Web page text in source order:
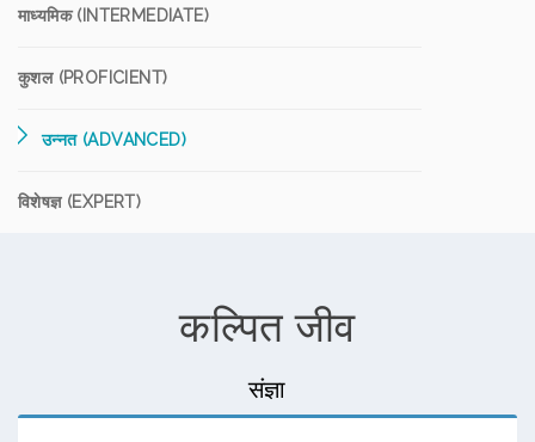
माध्यमिक (INTERMEDIATE)
कुशल (PROFICIENT)
उन्नत (ADVANCED)
विशेषज्ञ (EXPERT)
कल्पित जीव
संज्ञा